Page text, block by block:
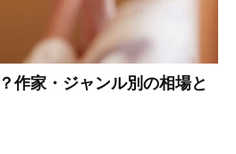
作家・ジャンル別の相場と